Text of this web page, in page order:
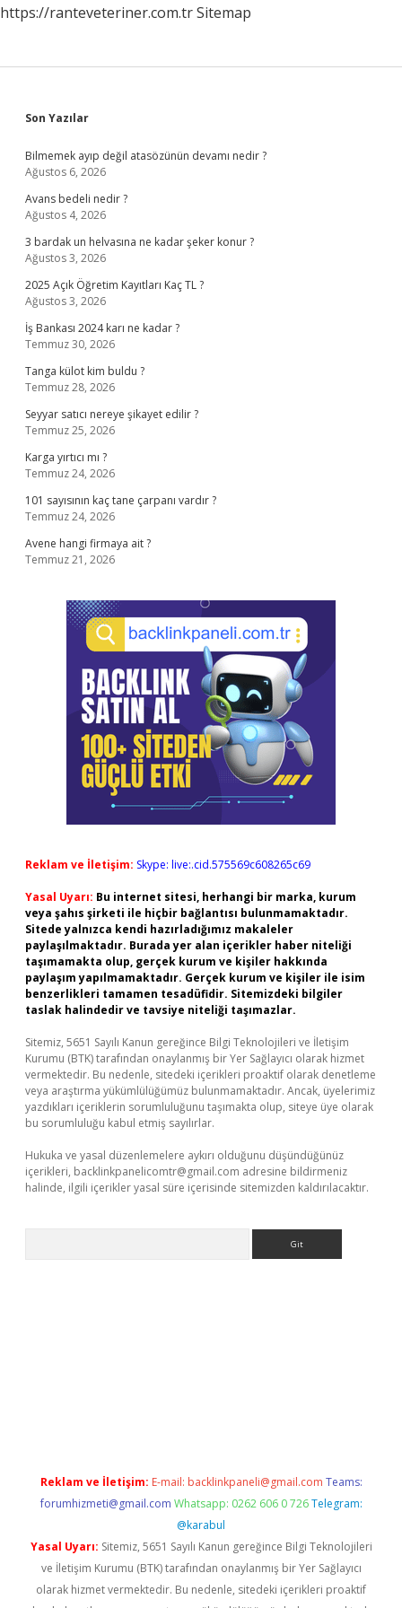
https://ranteveteriner.com.trSitemap
Sidebar
Son Yazılar
Bilmemek ayıp değil atasözünün devamı nedir ?
Ağustos 6, 2026
Avans bedeli nedir ?
Ağustos 4, 2026
3 bardak un helvasına ne kadar şeker konur ?
Ağustos 3, 2026
2025 Açık Öğretim Kayıtları Kaç TL ?
Ağustos 3, 2026
İş Bankası 2024 karı ne kadar ?
Temmuz 30, 2026
Tanga külot kim buldu ?
Temmuz 28, 2026
Seyyar satıcı nereye şikayet edilir ?
Temmuz 25, 2026
Karga yırtıcı mı ?
Temmuz 24, 2026
101 sayısının kaç tane çarpanı vardır ?
Temmuz 24, 2026
Avene hangi firmaya ait ?
Temmuz 21, 2026
Reklam ve İletişim: Skype: live:.cid.575569c608265c69
Yasal Uyarı: Bu internet sitesi, herhangi bir marka, kurum
veya şahıs şirketi ile hiçbir bağlantısı bulunmamaktadır.
Sitede yalnızca kendi hazırladığımız makaleler
paylaşılmaktadır. Burada yer alan içerikler haber niteliği
taşımamakta olup, gerçek kurum ve kişiler hakkında
paylaşım yapılmamaktadır. Gerçek kurum ve kişiler ile isim
benzerlikleri tamamen tesadüfidir. Sitemizdeki bilgiler
taslak halindedir ve tavsiye niteliği taşımazlar.
Sitemiz, 5651 Sayılı Kanun gereğince Bilgi Teknolojileri ve İletişim
Kurumu (BTK) tarafından onaylanmış bir Yer Sağlayıcı olarak hizmet
vermektedir. Bu nedenle, sitedeki içerikleri proaktif olarak denetleme
veya araştırma yükümlülüğümüz bulunmamaktadır. Ancak, üyelerimiz
yazdıkları içeriklerin sorumluluğunu taşımakta olup, siteye üye olarak
bu sorumluluğu kabul etmiş sayılırlar.
Hukuka ve yasal düzenlemelere aykırı olduğunu düşündüğünüz
içerikleri, backlinkpanelicomtr@gmail.com adresine bildirmeniz
halinde, ilgili içerikler yasal süre içerisinde sitemizden kaldırılacaktır.
Reklam ve İletişim: E-mail: backlinkpaneli@gmail.com Teams:
forumhizmeti@gmail.com Whatsapp: 0262 606 0 726 Telegram:
@karabul
Yasal Uyarı: Sitemiz, 5651 Sayılı Kanun gereğince Bilgi Teknolojileri
ve İletişim Kurumu (BTK) tarafından onaylanmış bir Yer Sağlayıcı
olarak hizmet vermektedir. Bu nedenle, sitedeki içerikleri proaktif